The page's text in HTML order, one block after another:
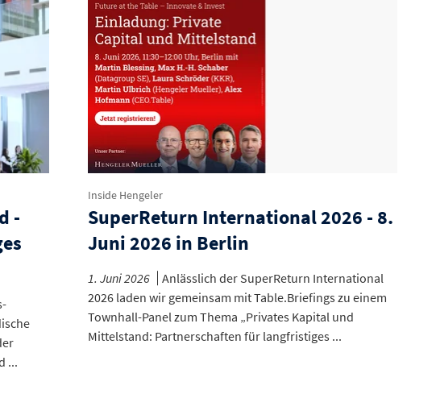
-
...
Inside Hengeler
SuperReturn International 2026 - 8.
Juni 2026 in Berlin
1. Juni 2026
Anlässlich der SuperReturn International
2026 laden wir gemeinsam mit Table.Briefings zu einem
Townhall-Panel zum Thema „Privates Kapital und
Mittelstand: Partnerschaften für langfristiges ...